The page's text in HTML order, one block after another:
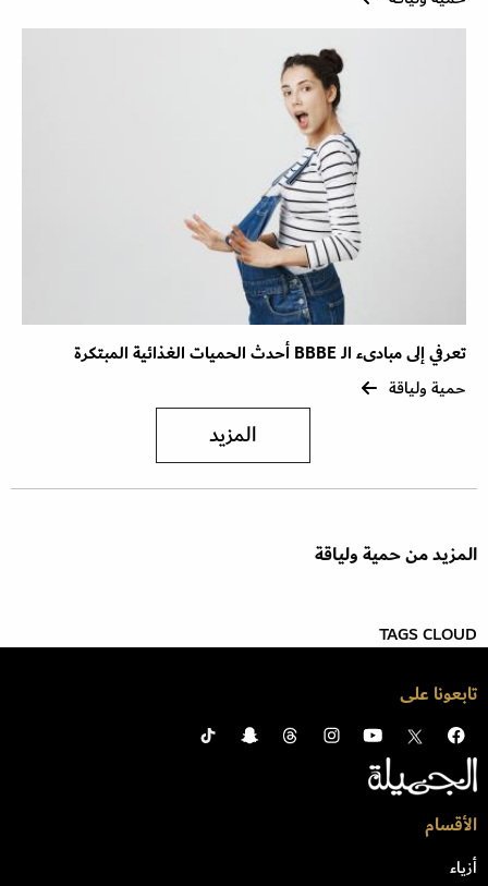
تعرفي إلى مبادىء الـ BBBE أحدث الحميات الغذائية المبتكرة
حمية ولياقة
المزيد
المزيد من حمية ولياقة
TAGS CLOUD
تابعونا على
الأقسام
أزياء